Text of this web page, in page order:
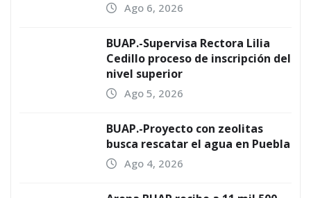
Ago 6, 2026
BUAP.-Supervisa Rectora Lilia
Cedillo proceso de inscripción del
nivel superior
Ago 5, 2026
BUAP.-Proyecto con zeolitas
busca rescatar el agua en Puebla
Ago 4, 2026